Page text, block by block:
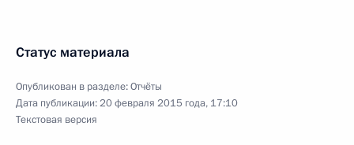
Статус материала
Опубликован в разделе:Отчёты
Дата публикации:20 февраля 2015 года, 17:10
Текстовая версия